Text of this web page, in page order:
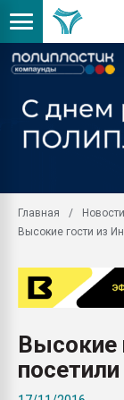
Главная
Новости
Высокие гости из
Высокие